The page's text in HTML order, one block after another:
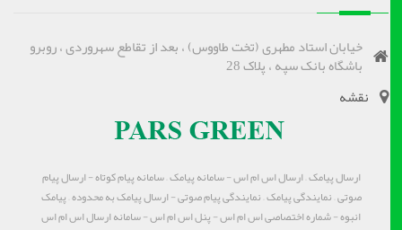
خیابان استاد مطهری (تخت طاووس) ، بعد از تقاطع سهروردی ، روبرو
باشگاه بانک سپه ، پلاک 28
نقشه
ارسال پیامک – ارسال اس ام اس - سامانه پیامک – سامانه پیام کوتاه - ارسال پیام
صوتی – نمایندگی پیامک – نمایندگی پیام صوتی - ارسال پیامک به محدوده – پیامک
انبوه - شماره اختصاصی اس ام اس - پنل اس ام اس - سامانه ارسال اس ام اس